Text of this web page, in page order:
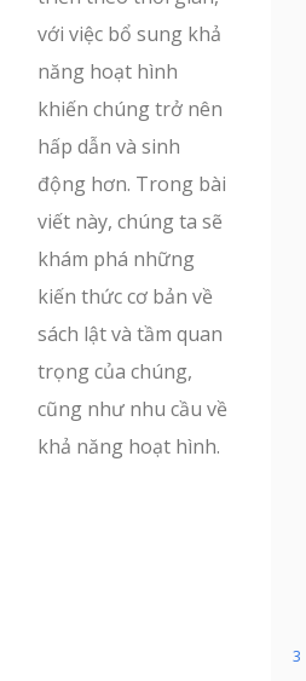
3
với việc bổ sung khả
năng hoạt hình
khiến chúng trở nên
hấp dẫn và sinh
động hơn. Trong bài
viết này, chúng ta sẽ
khám phá những
kiến thức cơ bản về
sách lật và tầm quan
trọng của chúng,
cũng như nhu cầu về
khả năng hoạt hình.